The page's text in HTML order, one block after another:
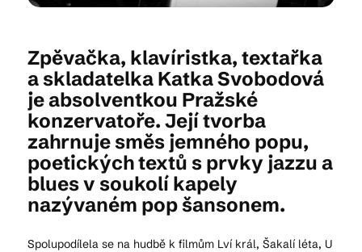
CS EN DE
© 2026 Brána Jihlavy
Zpěvačka, klavíristka, textařka
a skladatelka Katka Svobodová
je absolventkou Pražské
konzervatoře. Její tvorba
zahrnuje směs jemného popu,
poetických textů s prvky jazzu a
blues v soukolí kapely
nazývaném pop šansonem.
Spolupodílela se na hudbě k filmům Lví král, Šakalí léta, U